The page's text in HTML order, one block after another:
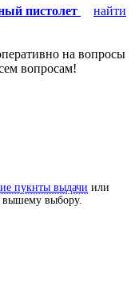
пистолет
найти
на вопросы
вопросам!
пукнты выдачи или
вышему выбору.